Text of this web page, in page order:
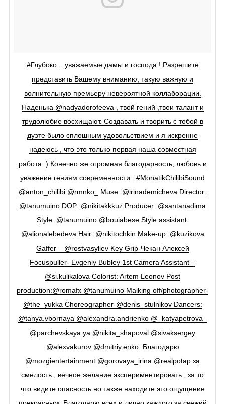
#Глубоко... уважаемые дамы и господа ! Разрешите
представить Вашему вниманию, такую важную и
волнительную премьеру невероятной коллаборации.
Наденька @nadyadorofeeva , твой гений ,твои талант и
трудолюбие восхищают. Создавать и творить с тобой в
дуэте было сплошным удовольствием и я искренне
надеюсь , что это только первая наша совместная
работа. ) Конечно же огромная благодарность, любовь и
уважение гениям современности : #MonatikChilibiSound
@anton_chilibi @rmnko_ Muse: @irinademicheva Director:
@tanumuino DOP: @nikitakkkuz Producer: @santanadima
Style: @tanumuino @bouiabese Style assistant:
@alionalebedeva Hair: @nikitochkin Make-up: @kuzikova
Gaffer – @rostvasyliev Key Grip-Чекан Алексей
Focuspuller- Evgeniy Bubley 1st Camera Assistant –
@si.kulikalova Colorist: Artem Leonov Post
production:@romafx @tanumuino Maiking off/photographer-
@the_yukka Сhoreographer-@denis_stulnikov Dancers:
@tanya.vbornaya @alexandra.andrienko @_katyapetrova_
@parchevskaya.ya @nikita_shapoval @sivaksergey
@alexvakurov @dmitriy.enko. Благодарю
@mozgientertainment @gorovaya_irina @realpotap за
смелость , вечное желание экспериментировать , за то
что видите опасность но также находите это ощущение